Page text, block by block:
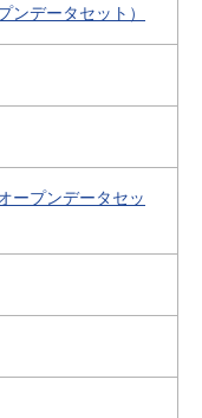
ンデータセット）
ープンデータセッ